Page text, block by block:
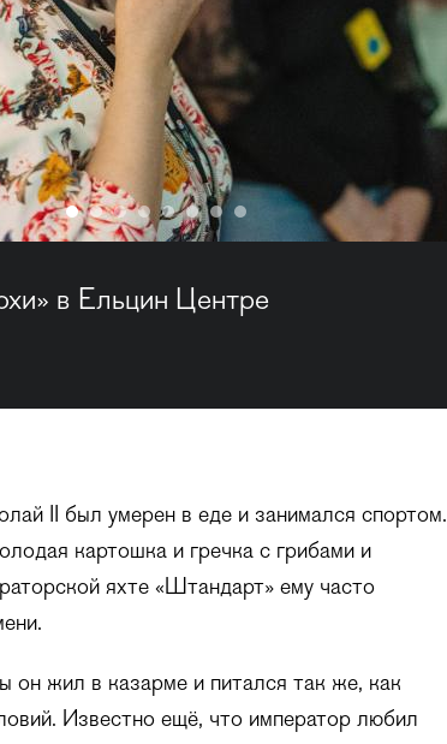
в Ельцин Центре
II был умерен в еде и занимался спортом.
картошка и гречка с грибами и
яхте «Штандарт» ему часто
жил в казарме и питался так же, как
Известно ещё, что император любил